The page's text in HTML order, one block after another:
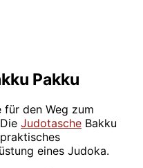
Pakku
den Weg zum
Judotasche Bakku
eines Judoka.